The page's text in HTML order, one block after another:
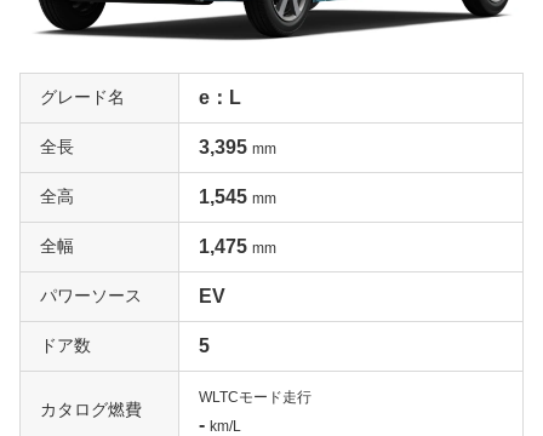
グレード名 e：L
全長 3,395 mm
全高 1,545 mm
全幅 1,475 mm
パワーソース EV
ドア数 5
カタログ燃費
WLTCモード走行
- km/L